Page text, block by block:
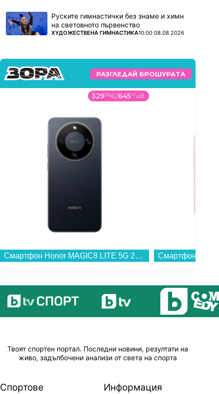
Руските гимнастички без знаме и химн
на световното първенство
ПОВЕЧЕ ОТ
ХУДОЖЕСТВЕНА ГИМНАСТИКА10:00 08.08.2026
РАЗГЛЕДАЙ БРОШУРАТА
32999€/64541лв.
Смартфон Honor MAGIC8 LITE 5G 256/8 BLACK , 256 GB, 8 GB...
Твоят спортен портал. Последни новини, резултати на
живо, задълбочени анализи от света на спорта
Спортове Информация